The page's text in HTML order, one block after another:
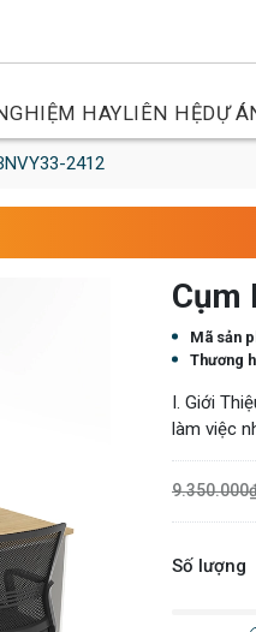
HAYLIÊN HỆDỰ
2412
Cụm
Mã sản
Thương
I. Giới
làm việc
Số lượng